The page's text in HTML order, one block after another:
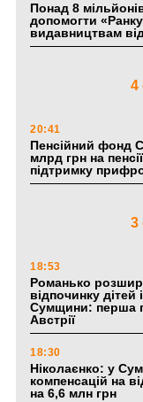
Понад 8
допомогти
видавництвам
4
20:41
Пенсійний фонд
млрд грн на
підтримку
3
18:53
Романько
відпочинку
Сумщини: перша
Австрії
18:30
Ніколаєнко: у
компенсацій на
на 6,6 млн грн